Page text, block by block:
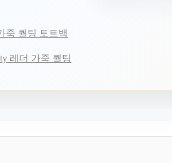
죽 퀄팅 토트백
레더 가죽 퀄팅